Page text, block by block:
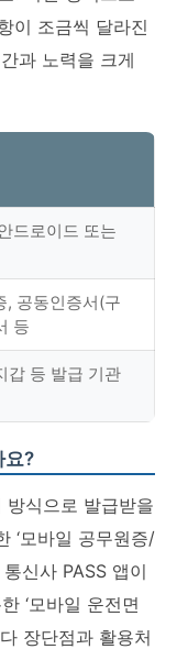
이 조금씩 달라진
과 노력을 크게
드로이드 또는
, 공동인증서(구
등
갑 등 발급 기관
요?
식으로 발급받을
‘모바일 공무원증/
신사 PASS 앱이
‘모바일 운전면
장단점과 활용처